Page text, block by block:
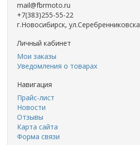
mail@fbrmoto.ru
+7(383)255-55-22
г.Новосибирск,
Личный кабинет
Мои заказы
Уведомления о товарах
Навигация
Прайс-лист
Новости
Отзывы
Карта сайта
Форма связи